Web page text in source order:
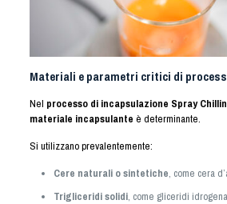
Materiali e parametri critici di
Nel processo di incapsulazione Spray
materiale incapsulante è determinante.
Si utilizzano prevalentemente:
Cere naturali o sintetiche, come cera
Trigliceridi solidi, come gliceridi